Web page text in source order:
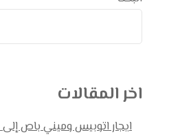
اخر المقالات
ايجار اتوبيس وميني باص